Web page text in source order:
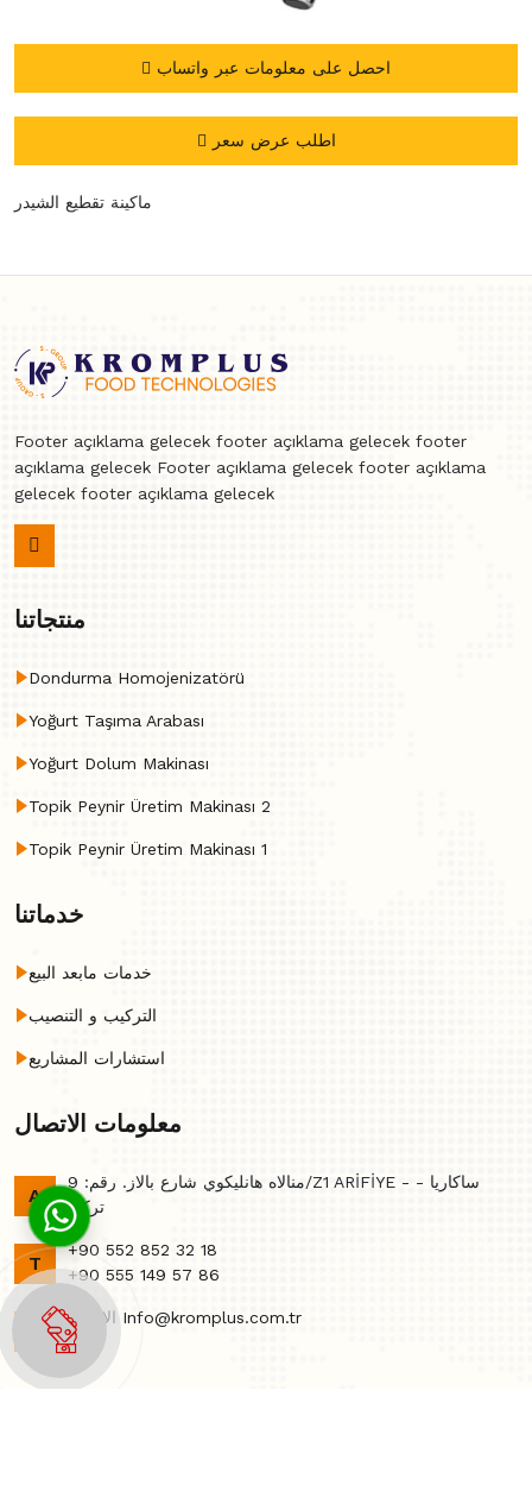
احصل على معلومات عبر واتساب
اطلب عرض سعر
ماكينة تقطيع الشيدر
Footer açıklama gelecek footer açıklama gelecek footer
açıklama gelecek Footer açıklama gelecek footer açıklama
gelecek footer açıklama gelecek
منتجاتنا
Dondurma Homojenizatörü
Yoğurt Taşıma Arabası
Yoğurt Dolum Makinası
Topik Peynir Üretim Makinası 2
Topik Peynir Üretim Makinası 1
خدماتنا
خدمات مابعد البيع
التركيب و التنصيب
استشارات المشاريع
معلومات الاتصال
A
منالاه هانليكوي شارع بالاز. رقم: 9/Z1 ARİFİYE - ساكاريا -
تركي
T
+90 552 852 32 18
+90 555 149 57 86
الاتصال Info@kromplus.com.tr